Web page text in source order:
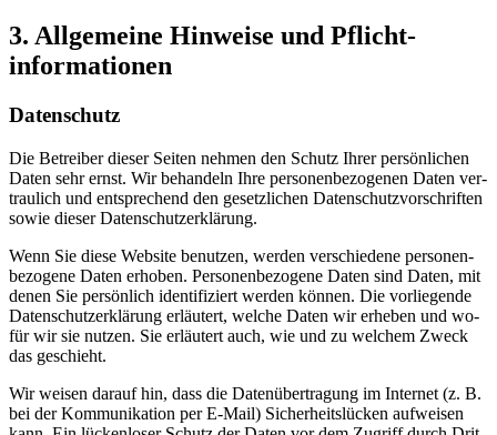
3. All­ge­mei­ne Hin­wei­se und Pflicht­
informationen
Da­ten­schutz
Die Be­trei­ber die­ser Sei­ten neh­men den Schutz Ih­rer per­sön­li­chen
Da­ten sehr ernst. Wir be­han­deln Ihre per­so­nen­be­zo­ge­nen Da­ten ver­
trau­lich und ent­spre­chend den ge­setz­li­chen Da­ten­schutz­vor­schrif­ten
so­wie die­ser Da­ten­schutz­er­klä­rung.
Wenn Sie die­se Web­site be­nut­zen, wer­den ver­schie­de­ne per­so­nen­
be­zo­ge­ne Da­ten er­ho­ben. Per­so­nen­be­zo­ge­ne Da­ten sind Da­ten, mit
de­nen Sie per­sön­lich iden­ti­fi­ziert wer­den kön­nen. Die vor­lie­gen­de
Da­ten­schutz­er­klä­rung er­läu­tert, wel­che Da­ten wir er­he­ben und wo­
für wir sie nut­zen. Sie er­läu­tert auch, wie und zu wel­chem Zweck
das ge­schieht.
Wir wei­sen dar­auf hin, dass die Da­ten­über­tra­gung im In­ter­net (z. B.
bei der Kom­mu­ni­ka­ti­on per E‑Mail) Si­cher­heits­lü­cken auf­wei­sen